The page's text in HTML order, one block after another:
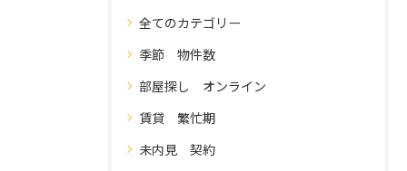
全てのカテゴリー
季節 物件数
部屋探し オンライン
賃貸 繁忙期
未内見 契約